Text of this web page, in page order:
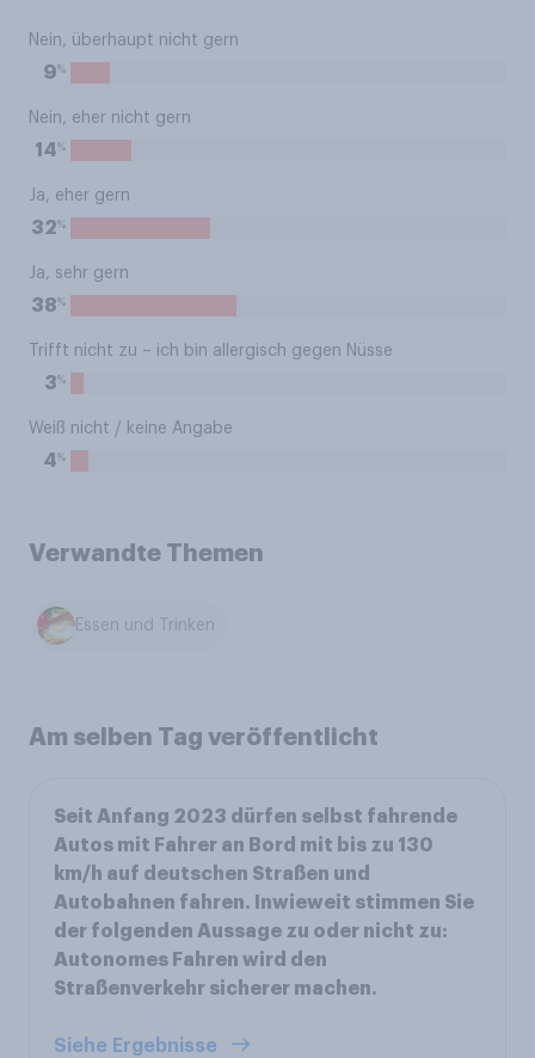
Nein, überhaupt nicht gern
9%
Nein, eher nicht gern
14%
Ja, eher gern
32%
Ja, sehr gern
38%
Trifft nicht zu – ich bin allergisch gegen Nüsse
3%
Weiß nicht / keine Angabe
4%
Verwandte Themen
Essen und Trinken
Am selben Tag veröffentlicht
Seit Anfang 2023 dürfen selbst fahrende
Autos mit Fahrer an Bord mit bis zu 130
km/h auf deutschen Straßen und
Autobahnen fahren. Inwieweit stimmen Sie
der folgenden Aussage zu oder nicht zu:
Autonomes Fahren wird den
Straßenverkehr sicherer machen.
Siehe Ergebnisse